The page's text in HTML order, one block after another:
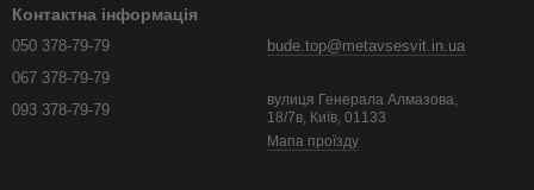
Контактна інформація
050 378-79-79
067 378-79-79
093 378-79-79
bude.top@metavsesvit.in.ua
вулиця Генерала Алмазова,
18/7в, Київ, 01133
Мапа проїзду